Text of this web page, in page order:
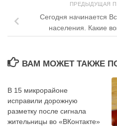
ПРЕДЫДУЩАЯ
Сегодня начинается
населения. Какие
ВАМ МОЖЕТ ТАКЖЕ
В 15 микрорайоне
исправили дорожную
разметку после сигнала
жительницы во «ВКонтакте»